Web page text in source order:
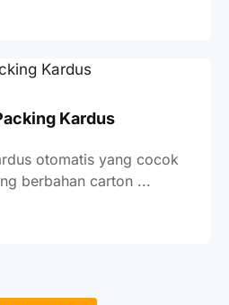
Kardus
otomatis yang cocok
berbahan carton ...